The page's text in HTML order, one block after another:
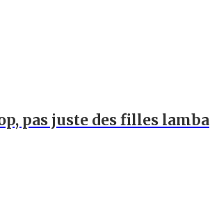
pas juste des filles lamba